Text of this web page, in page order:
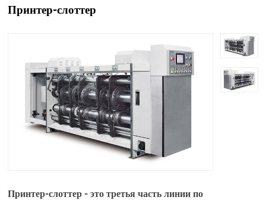
Принтер-слоттер
Принтер-слоттер - это третья часть линии по